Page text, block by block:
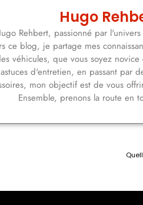
Hugo
Rehbert, passionné par
ce blog, je partage mes
véhicules, que vous soyez
d'entretien, en passant par
mon objectif est de vous
Ensemble, prenons la route en